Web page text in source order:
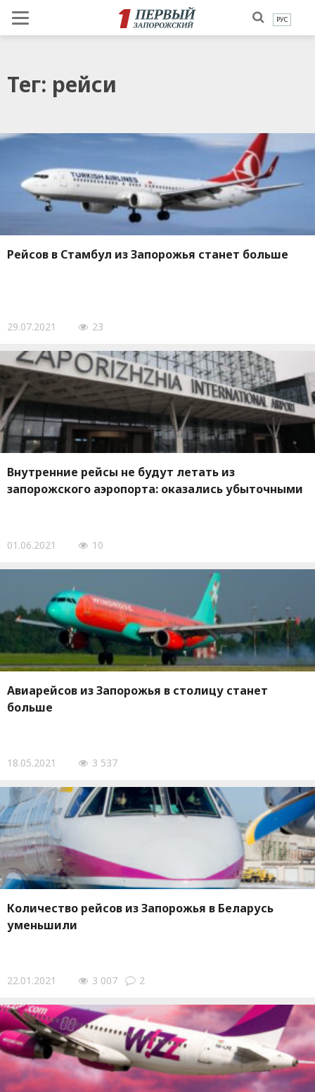
РУС
Тег: рейси
Рейсов в Стамбул из Запорожья станет больше
29.07.2021 23
Внутренние рейсы не будут летать из
запорожского аэропорта: оказались убыточными
01.06.2021 10
Авиарейсов из Запорожья в столицу станет
больше
18.05.2021 3 537
Количество рейсов из Запорожья в Беларусь
уменьшили
22.01.2021 3 007 2